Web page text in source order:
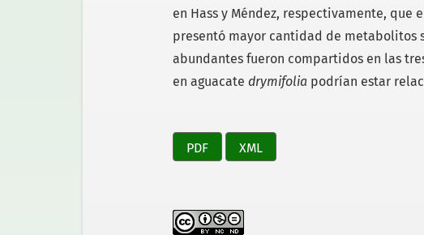
en Hass y Méndez, respectivamente, que
presentó mayor cantidad de metabolitos
abundantes fueron compartidos en las
en aguacate drymifolia podrían estar
PDF XML